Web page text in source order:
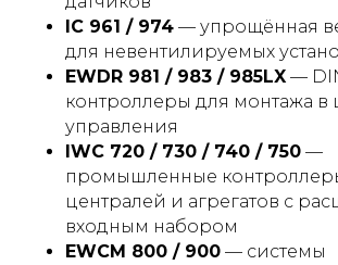
IC 961 / 974 — упрощённая
для невентилируемых
EWDR 981 / 983 / 985LX —
контроллеры для монтажа в
управления
IWC 720 / 730 / 740 / 750 —
промышленные
централей и агрегатов с
входным набором
EWCM 800 / 900 — системы